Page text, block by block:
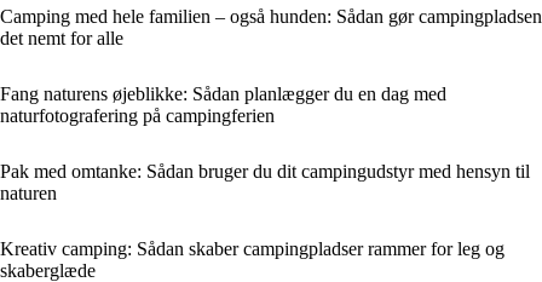
Camping med hele familien – også hunden: Sådan gør campingpladsen
det nemt for alle
Fang naturens øjeblikke: Sådan planlægger du en dag med
naturfotografering på campingferien
Pak med omtanke: Sådan bruger du dit campingudstyr med hensyn til
naturen
Kreativ camping: Sådan skaber campingpladser rammer for leg og
skaberglæde